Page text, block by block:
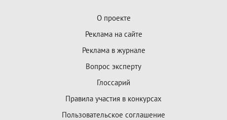
О проекте
Реклама на сайте
Реклама в журнале
Вопрос эксперту
Глоссарий
Правила участия в конкурсах
Пользовательское соглашение